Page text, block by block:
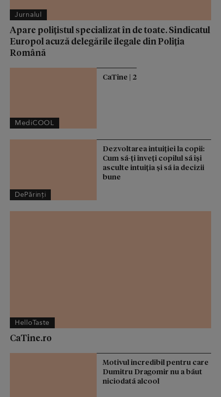
Jurnalul
Apare polițistul specializat în de toate. Sindicatul
Europol acuză delegările ilegale din Poliția
Română
MediCOOL
CaTine | 2
DePărinți
Dezvoltarea intuiției la copii:
Cum să-ți înveți copilul să își
asculte intuiția și să ia decizii
bune
HelloTaste
CaTine.ro
Motivul incredibil pentru care
Dumitru Dragomir nu a băut
niciodată alcool